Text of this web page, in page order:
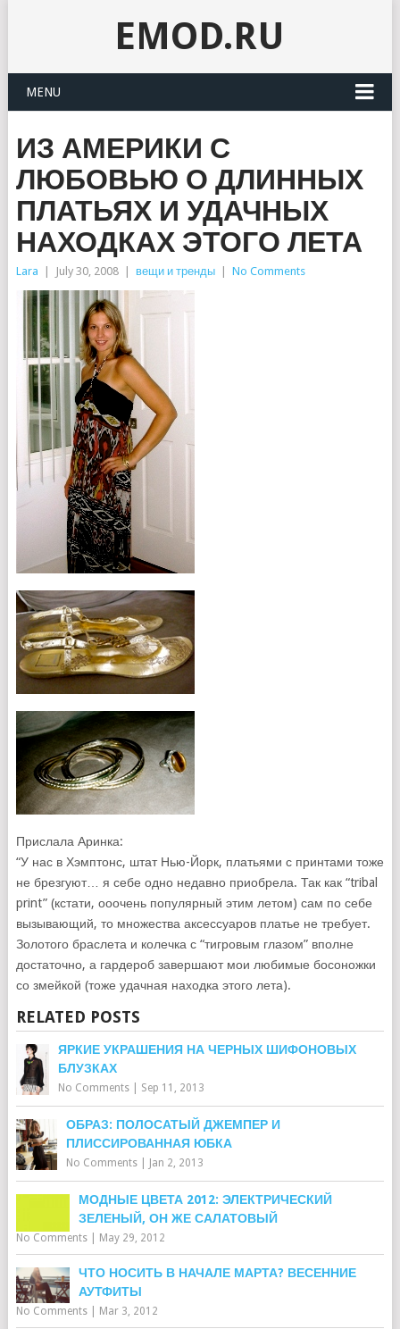
EMOD.RU
MENU
ИЗ АМЕРИКИ С
ЛЮБОВЬЮ О ДЛИННЫХ
ПЛАТЬЯХ И УДАЧНЫХ
НАХОДКАХ ЭТОГО ЛЕТА
Lara July 30, 2008 вещи и тренды No Comments
Прислала Аринка:
“У нас в Хэмптонс, штат Нью-Йорк, платьями с принтами тоже
не брезгуют… я себе одно недавно приобрела. Так как “tribal
print” (кстати, ооочень популярный этим летом) сам по себе
вызывающий, то множества аксессуаров платье не требует.
Золотого браслета и колечка с “тигровым глазом” вполне
достаточно, а гардероб завершают мои любимые босоножки
со змейкой (тоже удачная находка этого лета).
RELATED POSTS
ЯРКИЕ УКРАШЕНИЯ НА ЧЕРНЫХ ШИФОНОВЫХ
БЛУЗКАХ
No Comments| Sep 11, 2013
ОБРАЗ: ПОЛОСАТЫЙ ДЖЕМПЕР И
ПЛИССИРОВАННАЯ ЮБКА
No Comments| Jan 2, 2013
МОДНЫЕ ЦВЕТА 2012: ЭЛЕКТРИЧЕСКИЙ
ЗЕЛЕНЫЙ, ОН ЖЕ САЛАТОВЫЙ
No Comments| May 29, 2012
ЧТО НОСИТЬ В НАЧАЛЕ МАРТА? ВЕСЕННИЕ
АУТФИТЫ
No Comments| Mar 3, 2012